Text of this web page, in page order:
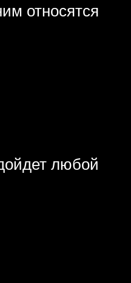
относятся
любой